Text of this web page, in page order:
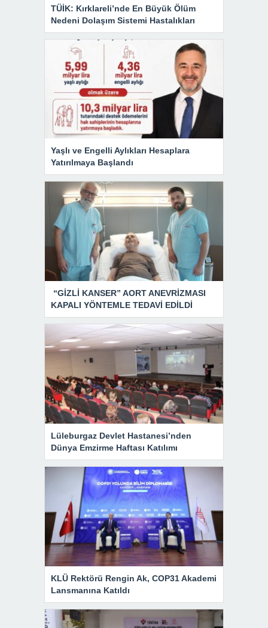
TÜİK: Kırklareli’nde En Büyük Ölüm
Nedeni Dolaşım Sistemi Hastalıkları
Yaşlı ve Engelli Aylıkları Hesaplara
Yatırılmaya Başlandı
“GİZLİ KANSER” AORT ANEVRİZMASI
KAPALI YÖNTEMLE TEDAVİ EDİLDİ
Lüleburgaz Devlet Hastanesi’nden
Dünya Emzirme Haftası Katılımı
KLÜ Rektörü Rengin Ak, COP31 Akademi
Lansmanına Katıldı